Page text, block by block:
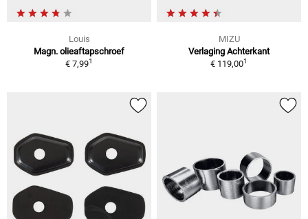
Louis
Magn. olieaftapschroef
€ 7,991
MIZU
Verlaging Achterkant
€ 119,001